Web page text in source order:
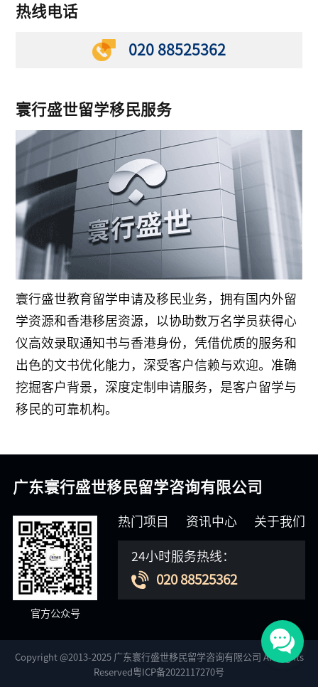
热线电话
020 88525362
寰行盛世留学移民服务
寰行盛世教育留学申请及移民业务，拥有国内外留
学资源和香港移居资源，以协助数万名学员获得心
仪高效录取通知书与香港身份，凭借优质的服务和
出色的文书优化能力，深受客户信赖与欢迎。准确
挖掘客户背景，深度定制申请服务，是客户留学与
移民的可靠机构。
广东寰行盛世移民留学咨询有限公司
官方公众号
热门项目 资讯中心 关于我们
24小时服务热线：
020 88525362
Copyright @2013-2025 广东寰行盛世移民留学咨询有限公司 All Rights
Reserved粤ICP备2022117270号